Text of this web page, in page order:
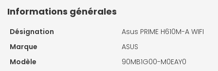
Informations générales
Désignation
Asus PRIME H610M-A WIFI
Marque
ASUS
Modèle
90MB1G00-M0EAY0